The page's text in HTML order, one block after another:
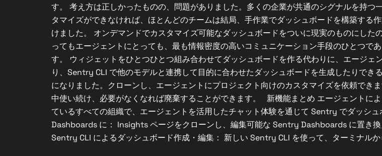
す。 考え方は正しかったものの、問題がありました。多くの企業が共通のシグナルを持
タマイズができなければ、ほとんどのチームは結局、手作業でダッシュボードを構築する
けました。 オンデマンドでカスタマイズ可能なダッシュボードをついに現実のものにし
ってもエージェントにとっても、最も情報密度の高いコミュニケーション手段のひとつで
す。 ウィジェットをひとつひとつ組み合わせてダッシュボードを作る代わりに、エージ
り、Sentry CLI で他のモデルと連携して目的に合わせたダッシュボードを生成したりで
になりました。クローンし、エージェントにプロジェクト向けのカスタマイズを依頼でき
中使い続け、必要がなくなれば廃棄することができます。 新機能まとめ エージェントに
ているすべての組織で、エージェントを活用したチャット体験を通じて Sentry でダッシ
Dashboards に： Insights ページをクローンし、編集可能な Sentry Dashboards に置き換
Sentry CLI によるダッシュボード作成・編集： 新しい Sentry CLI を使って、ターミナル